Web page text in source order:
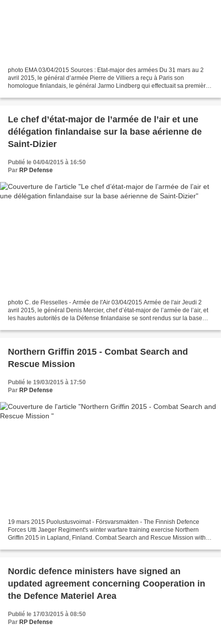
photo EMA 03/04/2015 Sources : Etat-major des armées Du 31 mars au 2
avril 2015, le général d’armée Pierre de Villiers a reçu à Paris son
homologue finlandais, le général Jarmo Lindberg qui effectuait sa première
Le chef d’état-major de l’armée de l’air et une
délégation finlandaise sur la base aérienne de
Saint-Dizier
Publié le 04/04/2015 à 16:50
Par RP Defense
photo C. de Flesselles - Armée de l'Air 03/04/2015 Armée de l'air Jeudi 2
avril 2015, le général Denis Mercier, chef d’état-major de l’armée de l’air, et
les hautes autorités de la Défense finlandaise se sont rendus sur la base
Northern Griffin 2015 - Combat Search and
Rescue Mission
Publié le 19/03/2015 à 17:50
Par RP Defense
19 mars 2015 Puolustusvoimat - Försvarsmakten - The Finnish Defence
Forces Utti Jaeger Regiment's winter warfare training exercise Northern
Griffin 2015 in Lapland, Finland. Combat Search and Rescue Mission with
Nordic defence ministers have signed an
updated agreement concerning Cooperation in
the Defence Materiel Area
Publié le 17/03/2015 à 08:50
Par RP Defense